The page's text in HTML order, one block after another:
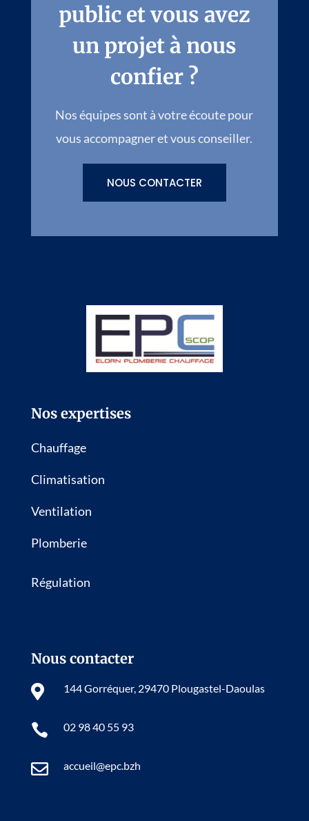
public et vous avez
un projet à nous
confier ?
Nos équipes sont à votre écoute pour
vous accompagner et vous conseiller.
NOUS CONTACTER
Nos expertises
Chauffage
Climatisation
Ventilation
Plomberie
Régulation
Nous contacter

144 Gorréquer, 29470 Plougastel-Daoulas
 02 98 40 55 93
 accueil@epc.bzh